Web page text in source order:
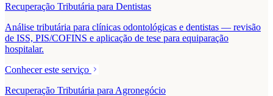
Recuperação Tributária para Dentistas
Análise tributária para clínicas odontológicas e dentistas — revisão
de ISS, PIS/COFINS e aplicação de tese para equiparação
hospitalar.
Conhecer este serviço
Recuperação Tributária para Agronegócio